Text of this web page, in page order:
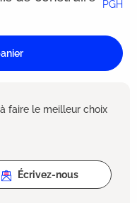
PGH
faire le meilleur choix
Écrivez-nous